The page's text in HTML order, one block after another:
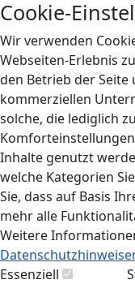
Cookie-
Wir verwenden
Webseiten-Erlebnis
den Betrieb der
kommerziellen
solche, die lediglich
Inhalte genutzt
welche Kategorien
Sie, dass auf Basis
mehr alle
Weitere
Essenziell